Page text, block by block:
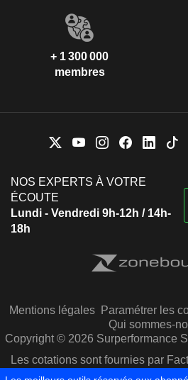
+ 1 300 000
membres
NOS EXPERTS À VOTRE
ÉCOUTE
Lundi - Vendredi 9h-12h / 14h-
18h
Mentions légales Paramétrer les
Qui sommes-
Copyright © 2026 Surperformance
Les cotations sont fournies par
Capital IQ